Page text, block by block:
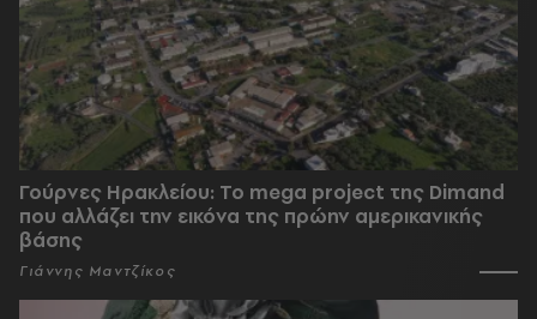
Γούρνες Ηρακλείου: To mega project της Dimand
που αλλάζει την εικόνα της πρώην αμερικανικής
βάσης
Γιάννης Μαντζίκος